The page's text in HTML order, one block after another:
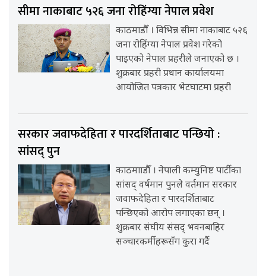
सीमा नाकाबाट ५२६ जना रोहिंग्या नेपाल प्रवेश
काठमाडौँ । विभिन्न सीमा नाकाबाट ५२६
जना रोहिंग्या नेपाल प्रवेश गरेको
पाइएको नेपाल प्रहरीले जनाएको छ ।
शुक्रबार प्रहरी प्रधान कार्यालयमा
आयोजित पत्रकार भेटघाटमा प्रहरी
सरकार जवाफदेहिता र पारदर्शिताबाट पन्छियो :
सांसद् पुन
काठमााडौँ । नेपाली कम्युनिष्ट पार्टीका
सांसद् वर्षमान पुनले वर्तमान सरकार
जवाफदेहिता र पारदर्शिताबाट
पन्छिएको आरोप लगाएका छन् ।
शुक्रबार संघीय संसद् भवनबाहिर
सञ्चारकर्मीहरूसँग कुरा गर्दै